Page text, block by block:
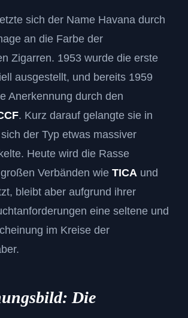
sich der Name Havana durch
an die Farbe der
Zigarren. 1953 wurde die erste
ausgestellt, und bereits 1959
Anerkennung durch den
. Kurz darauf gelangte sie in
der Typ etwas massiver
Heute wird die Rasse
Verbänden wie TICA und
bleibt aber aufgrund ihrer
eine seltene und
im Kreise der
Die